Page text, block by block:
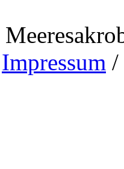
Impressum /